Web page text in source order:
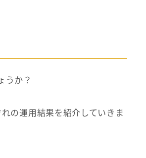
うか？
の運用結果を紹介していきま